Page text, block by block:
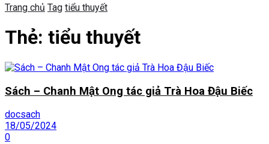
Trang chủ Tag tiểu thuyết
Thẻ: tiểu thuyết
Sách – Chanh Mật Ong tác giả Trà Hoa Đậu Biếc
docsach
18/05/2024
0